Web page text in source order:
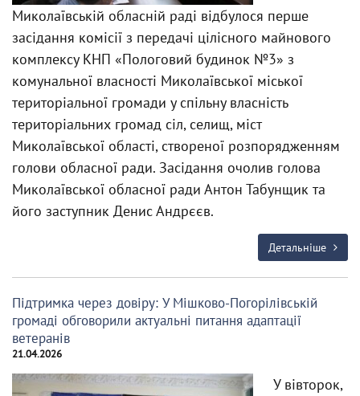
Миколаївській обласній раді відбулося перше
засідання комісії з передачі цілісного майнового
комплексу КНП «Пологовий будинок №3» з
комунальної власності Миколаївської міської
територіальної громади у спільну власність
територіальних громад сіл, селищ, міст
Миколаївської області, створеної розпорядженням
голови обласної ради. Засідання очолив голова
Миколаївської обласної ради Антон Табунщик та
його заступник Денис Андрєєв.
Детальніше
Підтримка через довіру: У Мішково-Погорілівській
громаді обговорили актуальні питання адаптації
ветеранів
21.04.2026
У вівторок,